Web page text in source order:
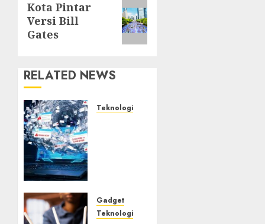
Next
post:
Kota Pintar
Versi Bill
Gates
RELATED NEWS
Teknologi
Microsoft
365
Gadget
Teknologi